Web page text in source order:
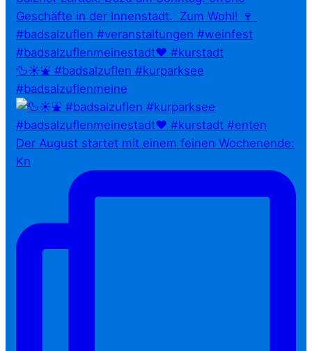
🦆☀️⛲ #badsalzuflen #kurparksee
#badsalzuflenmeine
Der August startet mit einem feinen Wochenende:
Kn